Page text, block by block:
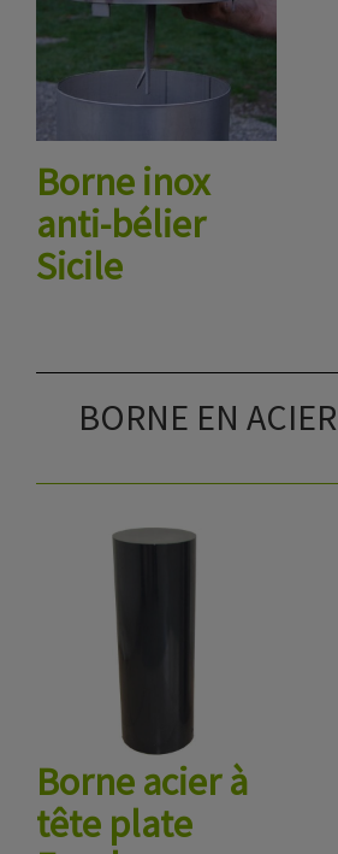
Borne inox
anti-bélier
Sicile
BORNE EN ACIER
Borne acier à
tête plate